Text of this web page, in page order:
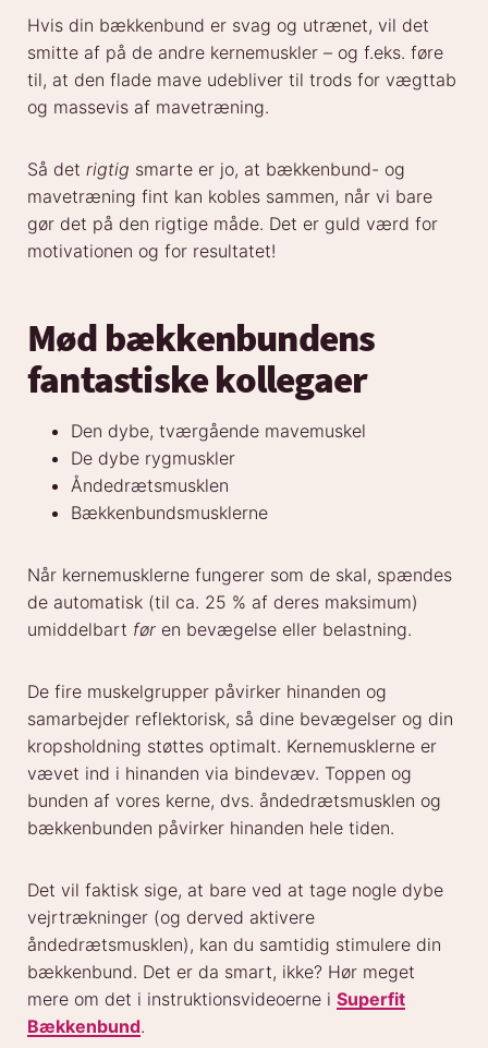
Hvis din bækkenbund er svag og utrænet, vil det
smitte af på de andre kernemuskler – og f.eks. føre
til, at den flade mave udebliver til trods for vægttab
og massevis af mavetræning.
Så det rigtig smarte er jo, at bækkenbund- og
mavetræning fint kan kobles sammen, når vi bare
gør det på den rigtige måde. Det er guld værd for
motivationen og for resultatet!
Mød bækkenbundens
fantastiske kollegaer
Den dybe, tværgående mavemuskel
De dybe rygmuskler
Åndedrætsmusklen
Bækkenbundsmusklerne
Når kernemusklerne fungerer som de skal, spændes
de automatisk (til ca. 25 % af deres maksimum)
umiddelbart før en bevægelse eller belastning.
De fire muskelgrupper påvirker hinanden og
samarbejder reflektorisk, så dine bevægelser og din
kropsholdning støttes optimalt. Kernemusklerne er
vævet ind i hinanden via bindevæv. Toppen og
bunden af vores kerne, dvs. åndedrætsmusklen og
bækkenbunden påvirker hinanden hele tiden.
Det vil faktisk sige, at bare ved at tage nogle dybe
vejrtrækninger (og derved aktivere
åndedrætsmusklen), kan du samtidig stimulere din
bækkenbund. Det er da smart, ikke? Hør meget
mere om det i instruktionsvideoerne i Superfit
Bækkenbund.